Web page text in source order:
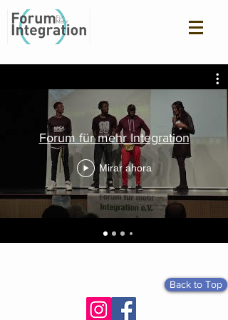
Forum für mehr Integration
Mirar ahora
Back to Top